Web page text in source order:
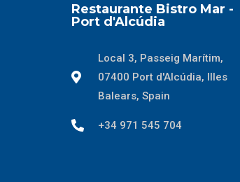
Restaurante Bistro Mar -
Port d'Alcúdia
Local 3, Passeig Marítim,
07400 Port d'Alcúdia, Illes
Balears, Spain
+34 971 545 704